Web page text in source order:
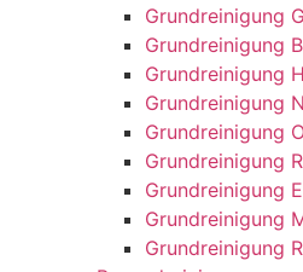
Grundreinigung
Grundreinigung
Grundreinigung
Grundreinigung
Grundreinigung
Grundreinigung
Grundreinigung
Grundreinigung
Grundreinigung